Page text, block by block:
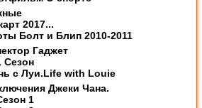
2017...
Болт и Блип 2010-2011
Гаджет
Сезон
с Луи.Life with Louie
Джеки Чана.
1